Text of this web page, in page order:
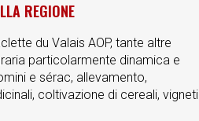
REGIONE
du Valais AOP, tante altre
particolarmente dinamica e
e sérac, allevamento,
coltivazione di cereali, vigneti